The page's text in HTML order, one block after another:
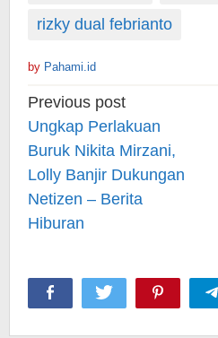
rizky dual febrianto
by Pahami.id
Post
navigation
Previous post
Ungkap Perlakuan
Buruk Nikita Mirzani,
Lolly Banjir Dukungan
Netizen – Berita
Hiburan